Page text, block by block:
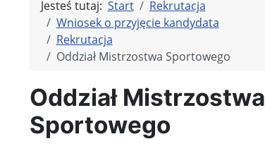
Jesteś tutaj: Start
Rekrutacja
Wniosek o przyjęcie kandydata
Rekrutacja
Oddział Mistrzostwa Sportowego
Oddział Mistrzostwa
Sportowego